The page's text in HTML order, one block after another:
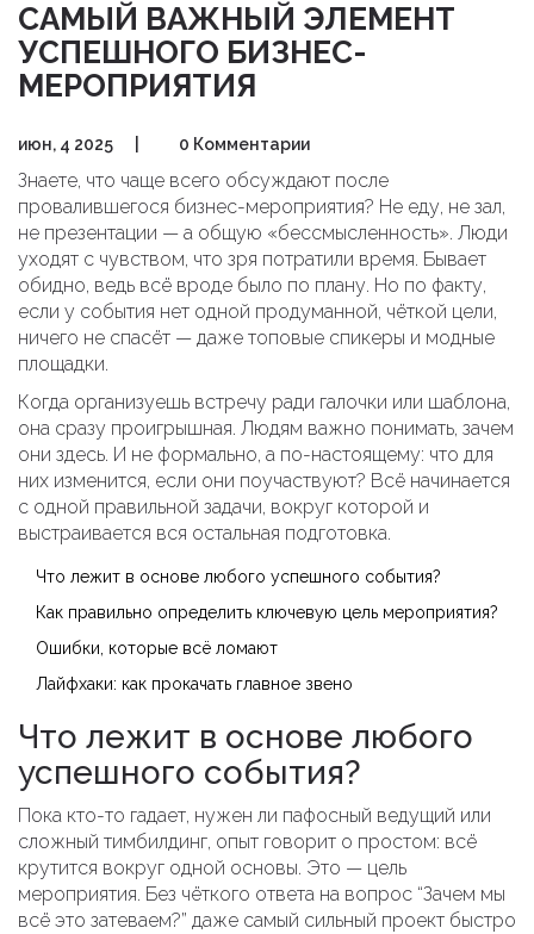
САМЫЙ ВАЖНЫЙ ЭЛЕМЕНТ
УСПЕШНОГО БИЗНЕС-
МЕРОПРИЯТИЯ
июн, 4 2025 0 Комментарии
Знаете, что чаще всего обсуждают после
провалившегося бизнес-мероприятия? Не еду, не зал,
не презентации — а общую «бессмысленность». Люди
уходят с чувством, что зря потратили время. Бывает
обидно, ведь всё вроде было по плану. Но по факту,
если у события нет одной продуманной, чёткой цели,
ничего не спасёт — даже топовые спикеры и модные
площадки.
Когда организуешь встречу ради галочки или шаблона,
она сразу проигрышная. Людям важно понимать, зачем
они здесь. И не формально, а по-настоящему: что для
них изменится, если они поучаствуют? Всё начинается
с одной правильной задачи, вокруг которой и
выстраивается вся остальная подготовка.
Что лежит в основе любого успешного события?
Как правильно определить ключевую цель мероприятия?
Ошибки, которые всё ломают
Лайфхаки: как прокачать главное звено
Что лежит в основе любого
успешного события?
Пока кто-то гадает, нужен ли пафосный ведущий или
сложный тимбилдинг, опыт говорит о простом: всё
крутится вокруг одной основы. Это — цель
мероприятия. Без чёткого ответа на вопрос “Зачем мы
всё это затеваем?” даже самый сильный проект быстро